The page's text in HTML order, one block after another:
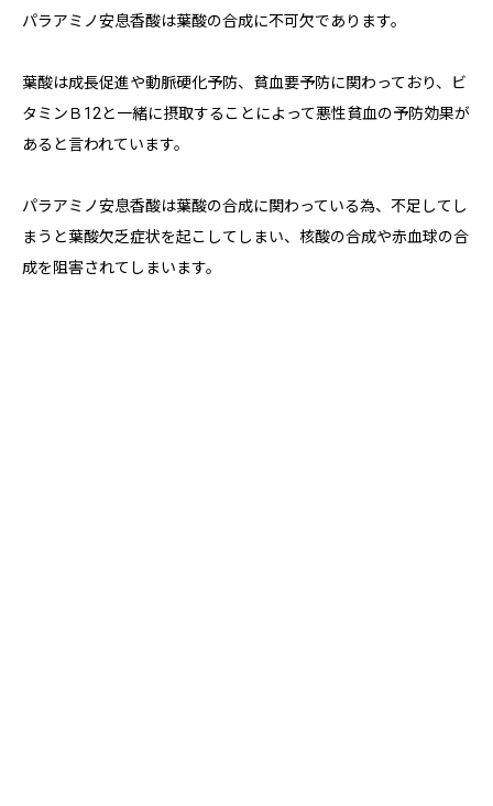
パラアミノ安息香酸は葉酸の合成に不可欠であります。
葉酸は成長促進や動脈硬化予防、貧血要予防に関わっており、ビ
タミンＢ12と一緒に摂取することによって悪性貧血の予防効果が
あると言われています。
パラアミノ安息香酸は葉酸の合成に関わっている為、不足してし
まうと葉酸欠乏症状を起こしてしまい、核酸の合成や赤血球の合
成を阻害されてしまいます。